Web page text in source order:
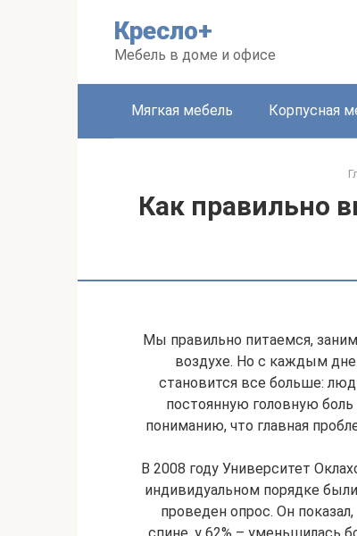
Кресло+
Мебель в доме и офисе
Мягкая мебель Корпусная
Как правильно
Мы правильно питаемся,
воздухе. Но с каждым
становится все больше:
постоянную головную
пониманию, что главная
В 2008 году Университет
индивидуальном порядке
проведен опрос. Он